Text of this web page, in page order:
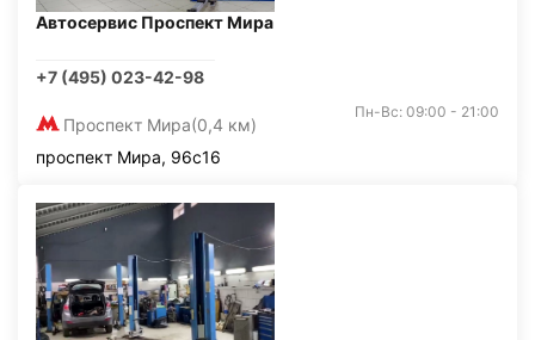
Автосервис Проспект Мира
+7 (495) 023-42-98
Проспект Мира(0,4 км)
Пн-Вс: 09:00 - 21:00
проспект Мира, 96с16